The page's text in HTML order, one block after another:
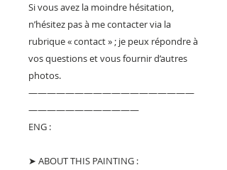
Si vous avez la moindre hésitation,
n’hésitez pas à me contacter via la
rubrique « contact » ; je peux répondre à
vos questions et vous fournir d’autres
photos.
——————————————————
————————————
ENG :
➤ ABOUT THIS PAINTING :